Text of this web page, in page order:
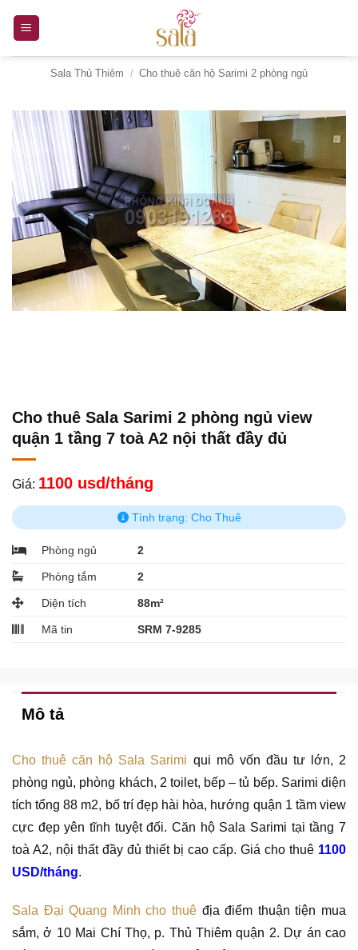
nội
Sala Thủ Thiêm / Cho thuê căn hộ Sarimi 2 phòng ngủ
Cho thuê Sala Sarimi 2 phòng ngủ view
quận 1 tầng 7 toà A2 nội thất đầy đủ
Giá: 1100 usd/tháng
Tình trạng: Cho Thuê
Phòng ngủ 2
Phòng tắm 2
Diện tích 88m²
Mã tin SRM 7-9285
Mô tả
Cho thuê căn hộ Sala Sarimi qui mô vốn đầu tư lớn, 2
phòng ngủ, phòng khách, 2 toilet, bếp – tủ bếp. Sarimi diện
tích tổng 88 m2, bố trí đẹp hài hòa, hướng quận 1 tầm view
cực đẹp yên tĩnh tuyệt đối. Căn hộ Sala Sarimi tại tầng 7
toà A2, nội thất đầy đủ thiết bị cao cấp. Giá cho thuê 1100
USD/tháng.
Sala Đại Quang Minh cho thuê địa điểm thuận tiện mua
sắm, ở 10 Mai Chí Thọ, p. Thủ Thiêm quận 2. Dự án cao